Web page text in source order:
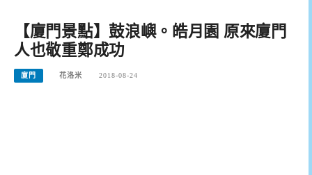
【廈門景點】鼓浪嶼。皓月園 原來廈門
人也敬重鄭成功
廈門 花洛米 2018-08-24